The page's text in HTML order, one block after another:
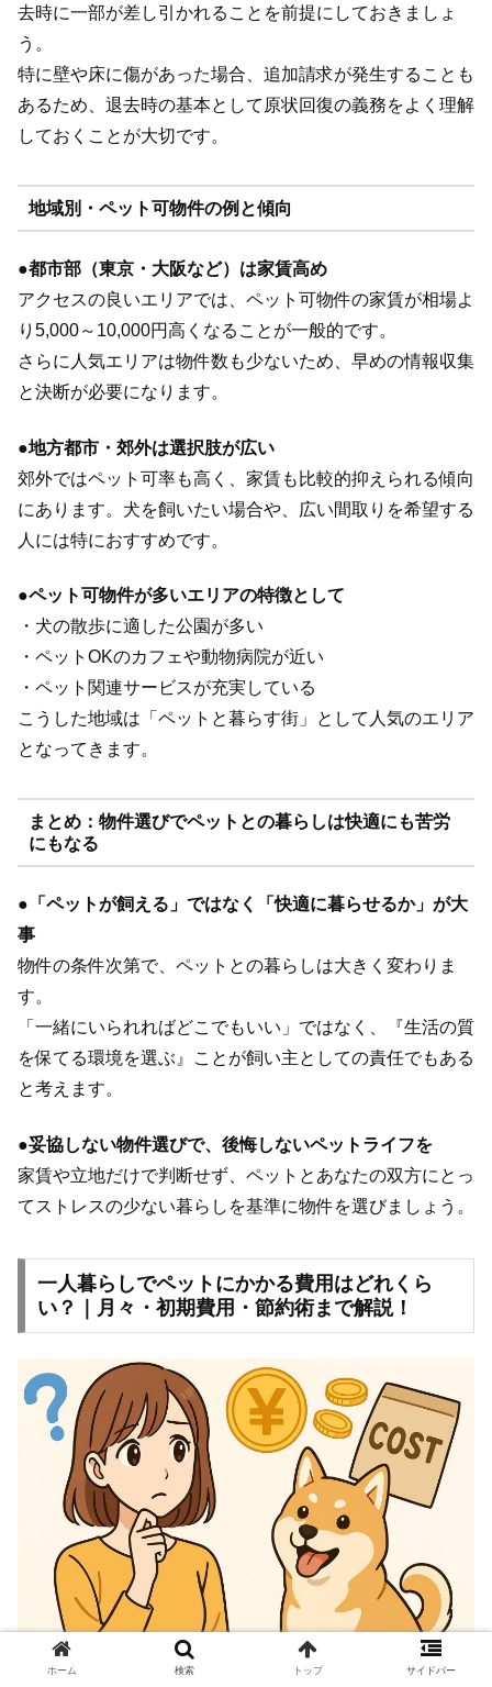
去時に一部が差し引かれることを前提にしておきましょ
う。
特に壁や床に傷があった場合、追加請求が発生することも
あるため、退去時の基本として原状回復の義務をよく理解
しておくことが大切です。
地域別・ペット可物件の例と傾向
●都市部（東京・大阪など）は家賃高め
アクセスの良いエリアでは、ペット可物件の家賃が相場よ
り5,000～10,000円高くなることが一般的です。
さらに人気エリアは物件数も少ないため、早めの情報収集
と決断が必要になります。
●地方都市・郊外は選択肢が広い
郊外ではペット可率も高く、家賃も比較的抑えられる傾向
にあります。犬を飼いたい場合や、広い間取りを希望する
人には特におすすめです。
●ペット可物件が多いエリアの特徴として
・犬の散歩に適した公園が多い
・ペットOKのカフェや動物病院が近い
・ペット関連サービスが充実している
こうした地域は「ペットと暮らす街」として人気のエリア
となってきます。
まとめ：物件選びでペットとの暮らしは快適にも苦労
にもなる
● 「ペットが飼える」ではなく「快適に暮らせるか」が大
事
物件の条件次第で、ペットとの暮らしは大きく変わりま
す。
「一緒にいられればどこでもいい」ではなく、『生活の質
を保てる環境を選ぶ』ことが飼い主としての責任でもある
と考えます。
●妥協しない物件選びで、後悔しないペットライフを
家賃や立地だけで判断せず、ペットとあなたの双方にとっ
てストレスの少ない暮らしを基準に物件を選びましょう。
一人暮らしでペットにかかる費用はどれくら
い？｜月々・初期費用・節約術まで解説！
ホーム 検索 トップ サイドバー